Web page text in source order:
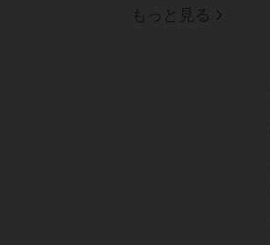
もっと見る